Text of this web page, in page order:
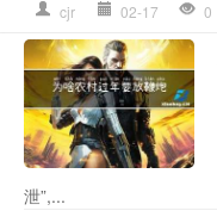
cjr 02-17 0
泄”,...